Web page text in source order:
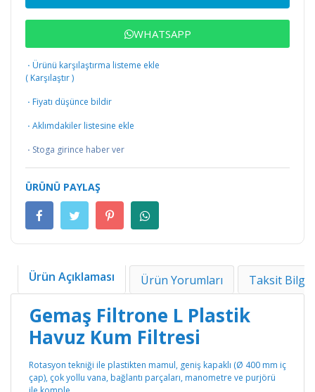
WHATSAPP
· Ürünü karşılaştırma listeme ekle
( Karşılaştır)
· Fiyatı düşünce bildir
· Aklımdakiler listesine ekle
· Stoga girince haber ver
ÜRÜNÜ PAYLAŞ
Ürün Açıklaması Ürün Yorumları Taksit
Gemaş Filtrone L Plastik
Havuz Kum Filtresi
Rotasyon tekniği ile plastikten mamul, geniş kapaklı (Ø 400 mm iç
çap), çok yollu vana, bağlantı parçaları, manometre ve purjörü